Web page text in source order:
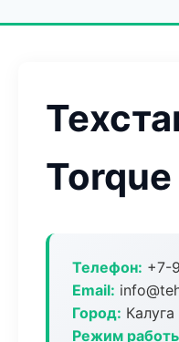
Телефон: +7-
Email:
Город: Калуга
Режим